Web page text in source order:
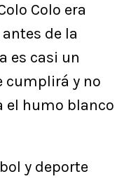
Colo era
de la
es casi un
cumplirá y no
el humo blanco
y deporte